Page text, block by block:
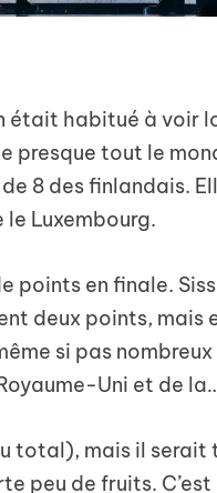
était habitué à voir
presque tout le
8 des finlandais.
Luxembourg.
points en finale.
deux points, mais
si pas
Uni et de
total), mais il serait
peu de fruits.